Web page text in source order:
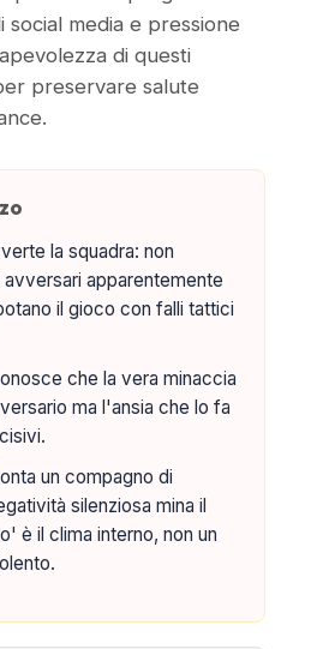
social media e pressione
di questi
preservare salute
la squadra: non
apparentemente
il gioco con falli tattici
che la vera minaccia
ma l'ansia che lo fa
un compagno di
silenziosa mina il
è il clima interno, non un